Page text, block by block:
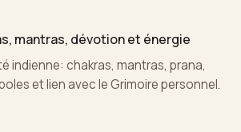
mantras, dévotion et énergie
indienne: chakras, mantras, prana,
et lien avec le Grimoire personnel.